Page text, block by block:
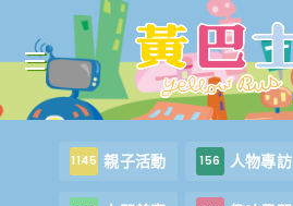
1145 親子活動 156 人物專訪